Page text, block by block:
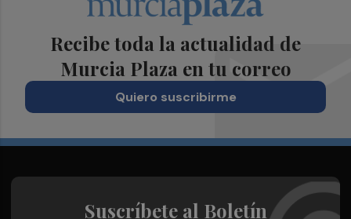
Recibe toda la actualidad de
Murcia Plaza en tu correo
Quiero suscribirme
Suscríbete al Boletín